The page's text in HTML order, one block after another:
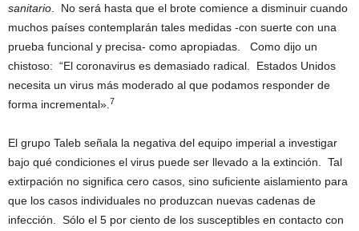
sanitario . No será hasta que el brote comience a disminuir cuando
muchos países contemplarán tales medidas -con suerte con una
prueba funcional y precisa- como apropiadas. Como dijo un
chistoso: “El coronavirus es demasiado radical. Estados Unidos
necesita un virus más moderado al que podamos responder de
forma incremental». 7
El grupo Taleb señala la negativa del equipo imperial a investigar
bajo qué condiciones el virus puede ser llevado a la extinción. Tal
extirpación no significa cero casos, sino suficiente aislamiento para
que los casos individuales no produzcan nuevas cadenas de
infección. Sólo el 5 por ciento de los susceptibles en contacto con